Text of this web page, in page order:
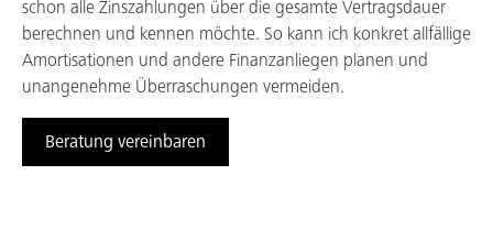
Hypotheken & Wohnen
Vorsorgen & Absichern
schon alle Zinszahlungen über die gesamte Vertragsdauer
berechnen und kennen möchte. So kann ich konkret allfällige
Amortisationen und andere Finanzanliegen planen und
unangenehme Überraschungen vermeiden.
Beratung vereinbaren